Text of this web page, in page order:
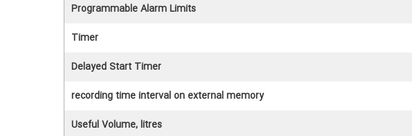
Programmable Alarm Limits
Timer
Delayed Start Timer
recording time interval on external memory
Useful Volume, litres